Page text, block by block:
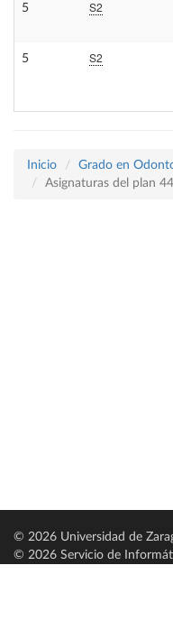
5 S2
5 S2
Inicio
Grado en
Asignaturas del plan
© 2026 Universidad de
© 2026 Servicio de